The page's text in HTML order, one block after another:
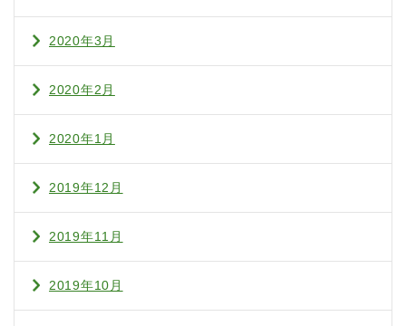
2020年3月
2020年2月
2020年1月
2019年12月
2019年11月
2019年10月